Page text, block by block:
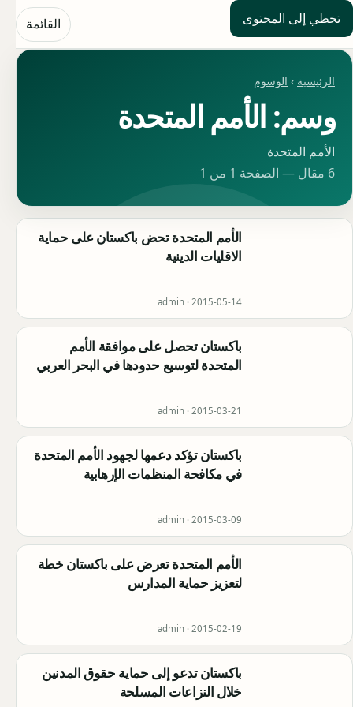
تخطي إلى المحتوى
حلول العالم القائمة
الرئيسية › الوسوم
وسم: الأمم المتحدة
الأمم المتحدة
6 مقال — الصفحة 1 من 1
الأمم المتحدة تحض باكستان على حماية
الاقليات الدينية
admin · 2015-05-14
باكستان تحصل على موافقة الأمم
المتحدة لتوسيع حدودها في البحر العربي
admin · 2015-03-21
باكستان تؤكد دعمها لجهود الأمم المتحدة
في مكافحة المنظمات الإرهابية
admin · 2015-03-09
الأمم المتحدة تعرض على باكستان خطة
لتعزيز حماية المدارس
admin · 2015-02-19
باكستان تدعو إلى حماية حقوق المدنين
خلال النزاعات المسلحة